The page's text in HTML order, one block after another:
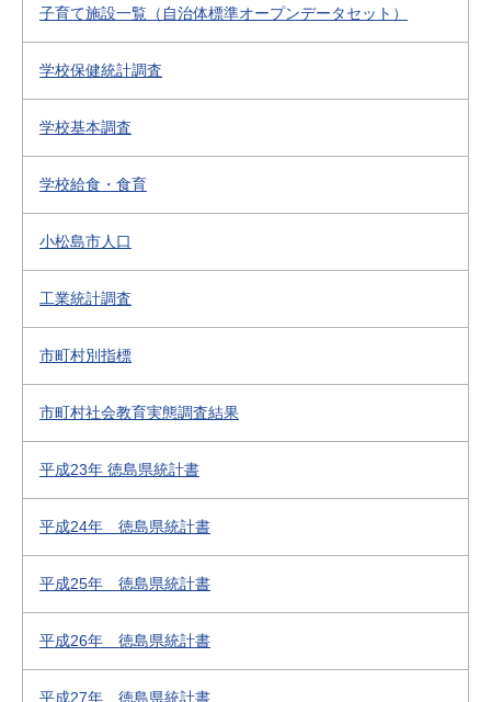
子育て施設一覧（自治体標準オープンデータセット）
学校保健統計調査
学校基本調査
学校給食・食育
小松島市人口
工業統計調査
市町村別指標
市町村社会教育実態調査結果
平成23年 徳島県統計書
平成24年 徳島県統計書
平成25年 徳島県統計書
平成26年 徳島県統計書
平成27年 徳島県統計書